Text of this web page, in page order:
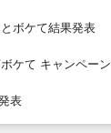
ボケて結果発表
ケて キャンペーン
表